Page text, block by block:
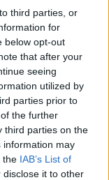
third parties, or
for
below opt-out
that after your
seeing
utilized by
parties prior to
the further
third parties on the
information may
the IAB’s List of
it to other